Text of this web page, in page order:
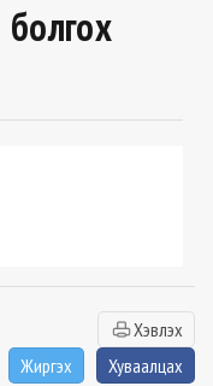
болгох
Хэвлэх
Жиргэх
Хуваалцах